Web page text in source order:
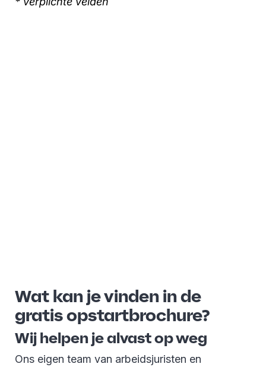
Wat kan je vinden in de
gratis opstartbrochure?
Wij helpen je alvast op weg
Ons eigen team van arbeidsjuristen en